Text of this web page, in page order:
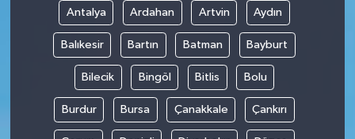
Antalya Ardahan Artvin Aydın
Balıkesir Bartın Batman Bayburt
Bilecik Bingöl Bitlis Bolu
Burdur Bursa Çanakkale Çankırı